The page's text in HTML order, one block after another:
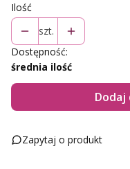
Ilość
szt.
Dostępność:
średnia ilość
Dodaj
Zapytaj o produkt